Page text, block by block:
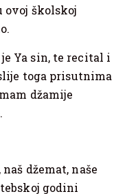
ovoj školskoj
Ya sin, te recital i
toga prisutnima
džamije
džemat, naše
godini